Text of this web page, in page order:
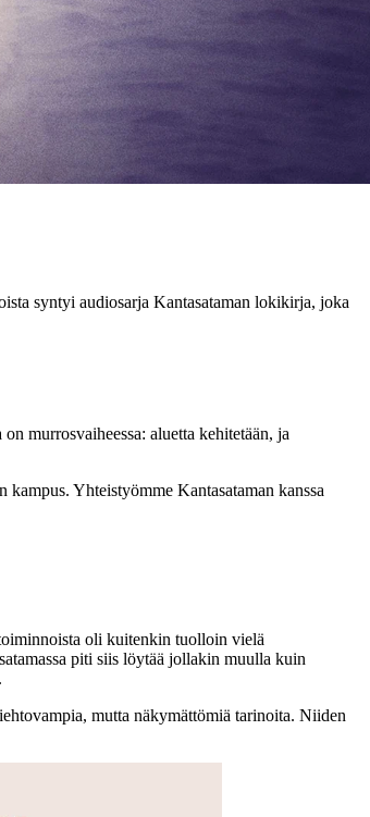
syntyi audiosarja Kantasataman lokikirja, joka
murrosvaiheessa: aluetta kehitetään, ja
Yhteistyömme Kantasataman kanssa
oli kuitenkin tuolloin vielä
piti siis löytää jollakin muulla kuin
mutta näkymättömiä tarinoita. Niiden